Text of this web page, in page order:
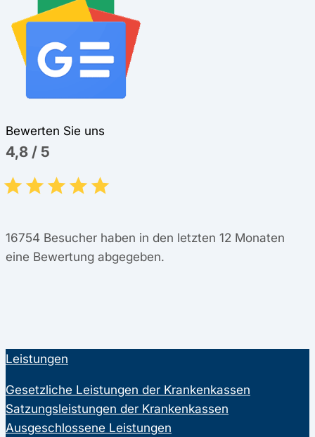
Bewerten Sie uns
4,8 / 5
16754 Besucher haben in den letzten 12 Monaten
eine Bewertung abgegeben.
Leistungen
Gesetzliche Leistungen der Krankenkassen
Satzungsleistungen der Krankenkassen
Ausgeschlossene Leistungen